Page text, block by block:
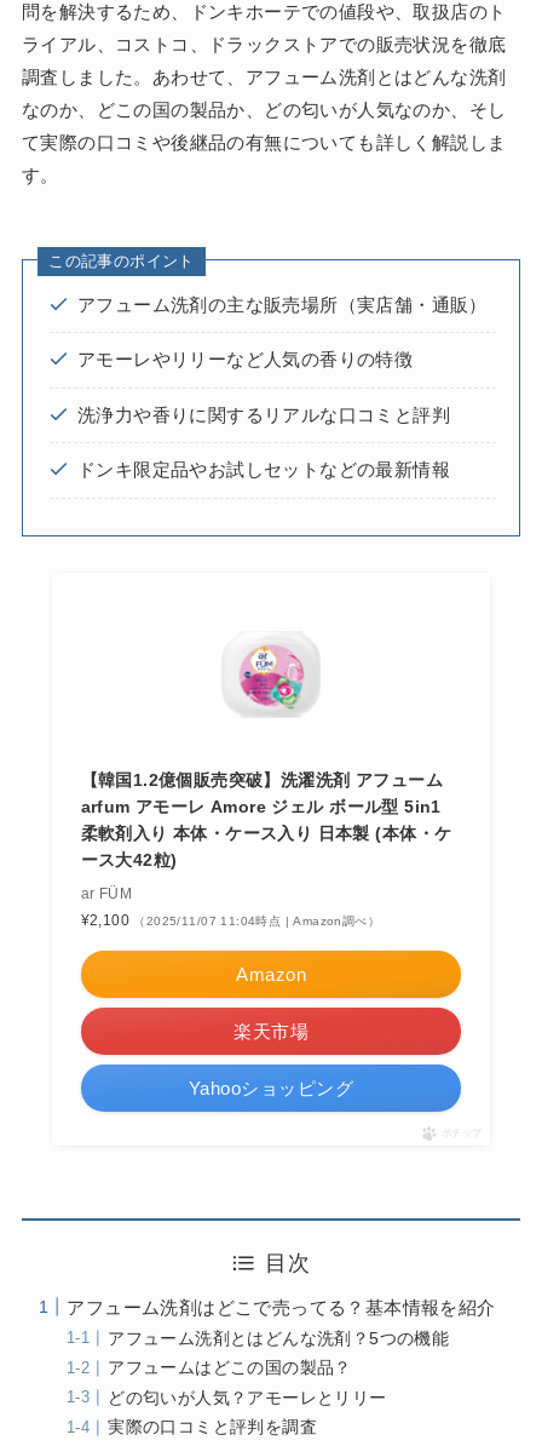
問を解決するため、ドンキホーテでの値段や、取扱店のト
ライアル、コストコ、ドラックストアでの販売状況を徹底
調査しました。あわせて、アフューム洗剤とはどんな洗剤
なのか、どこの国の製品か、どの匂いが人気なのか、そし
て実際の口コミや後継品の有無についても詳しく解説しま
す。
この記事のポイント
アフューム洗剤の主な販売場所（実店舗・通販）
アモーレやリリーなど人気の香りの特徴
洗浄力や香りに関するリアルな口コミと評判
ドンキ限定品やお試しセットなどの最新情報
【韓国1.2億個販売突破】洗濯洗剤 アフューム
arfum アモーレ Amore ジェル ボール型 5in1
柔軟剤入り 本体・ケース入り 日本製 (本体・ケ
ース大42粒)
ar FÜM
¥2,100
（2025/11/07 11:04時点 | Amazon調べ）
Amazon
楽天市場
Yahooショッピング
ポチップ
目次
アフューム洗剤はどこで売ってる？基本情報を紹介
アフューム洗剤とはどんな洗剤？5つの機能
アフュームはどこの国の製品？
どの匂いが人気？アモーレとリリー
実際の口コミと評判を調査